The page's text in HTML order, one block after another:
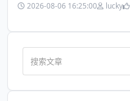
2026-08-06 16:25:00 lucky